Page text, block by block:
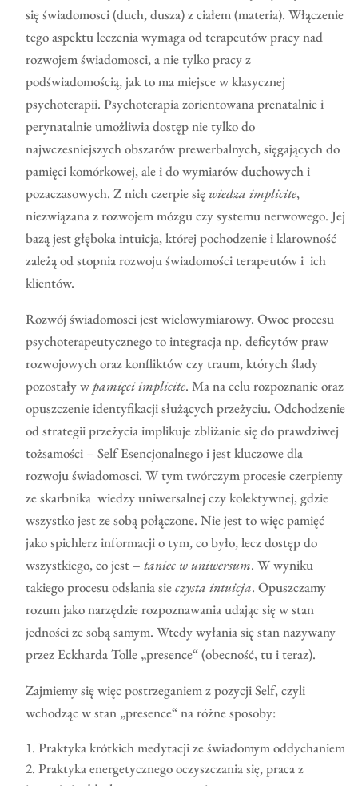
się świadomosci (duch, dusza) z ciałem (materia). Włączenie
tego aspektu leczenia wymaga od terapeutów pracy nad
rozwojem świadomosci, a nie tylko pracy z
podświadomością, jak to ma miejsce w klasycznej
psychoterapii. Psychoterapia zorientowana prenatalnie i
perynatalnie umożliwia dostęp nie tylko do
najwczesniejszych obszarów prewerbalnych, sięgających do
pamięci komórkowej, ale i do wymiarów duchowych i
pozaczasowych. Z nich czerpie się wiedza implicite,
niezwiązana z rozwojem mózgu czy systemu nerwowego. Jej
bazą jest głęboka intuicja, której pochodzenie i klarowność
zależą od stopnia rozwoju świadomości terapeutów i ich
klientów.
Rozwój świadomosci jest wielowymiarowy. Owoc procesu
psychoterapeutycznego to integracja np. deficytów praw
rozwojowych oraz konfliktów czy traum, których ślady
pozostały w pamięci implicite. Ma na celu rozpoznanie oraz
opuszczenie identyfikacji służących przeżyciu. Odchodzenie
od strategii przeżycia implikuje zbliżanie się do prawdziwej
tożsamości – Self Esencjonalnego i jest kluczowe dla
rozwoju świadomosci. W tym twórczym procesie czerpiemy
ze skarbnika wiedzy uniwersalnej czy kolektywnej, gdzie
wszystko jest ze sobą połączone. Nie jest to więc pamięć
jako spichlerz informacji o tym, co było, lecz dostęp do
wszystkiego, co jest –taniec w uniwersum. W wyniku
takiego procesu odslania sieczysta intuicja. Opuszczamy
rozum jako narzędzie rozpoznawania udając się w stan
jedności ze sobą samym. Wtedy wyłania się stan nazywany
przez Eckharda Tolle „presence“ (obecność, tu i teraz).
Zajmiemy się więc postrzeganiem z pozycji Self, czyli
wchodząc w stan „presence“ na różne sposoby:
Praktyka krótkich medytacji ze świadomym oddychaniem
Praktyka energetycznego oczyszczania się, praca z